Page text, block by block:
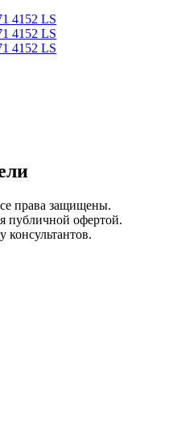
права защищены.
публичной офертой.
консультантов.